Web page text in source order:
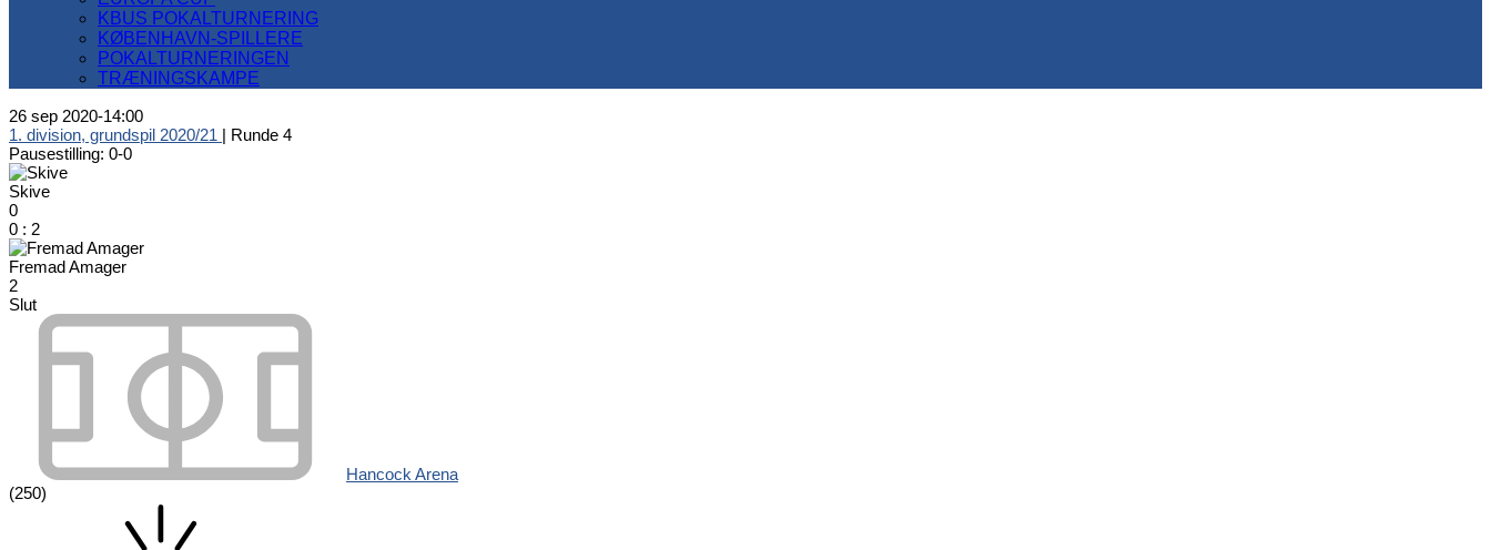
KBUS POKALTURNERING
KØBENHAVN-SPILLERE
POKALTURNERINGEN
TRÆNINGSKAMPE
26 sep 2020-14:00
1. division, grundspil 2020/21 | Runde 4
Pausestilling: 0-0
Skive
0
0 : 2
Fremad Amager
2
Slut
Hancock Arena
(250)